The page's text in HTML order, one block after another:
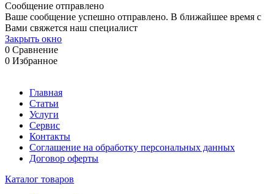
Сообщение отправлено
Ваше сообщение успешно отправлено. В ближайшее время с
Вами свяжется наш специалист
Закрыть окно
0 Сравнение
0 Избранное
Главная
Статьи
Услуги
Сервис
Контакты
Соглашение на обработку персональных данных
Договор оферты
Каталог товаров